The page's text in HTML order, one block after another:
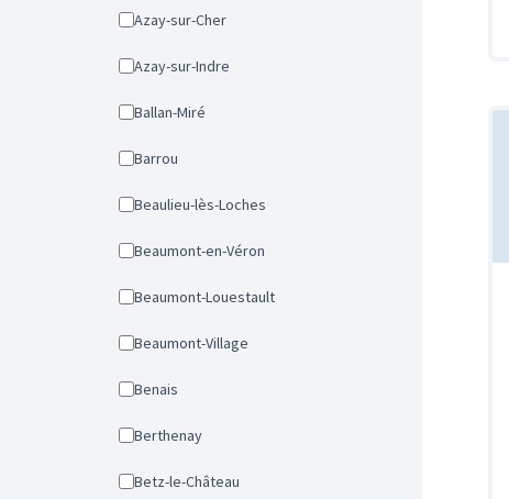
Azay-sur-Cher
Azay-sur-Indre
Ballan-Miré
Barrou
Beaulieu-lès-Loches
Beaumont-en-Véron
Beaumont-Louestault
Beaumont-Village
Benais
Berthenay
Betz-le-Château